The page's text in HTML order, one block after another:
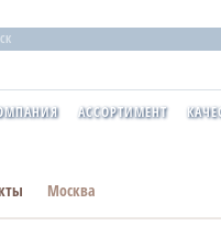
АССОРТИМЕНТ
Москва